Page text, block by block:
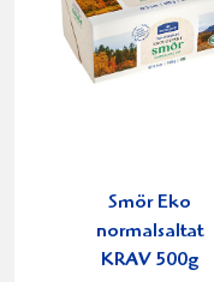
Smör Eko
normalsaltat
KRAV 500g